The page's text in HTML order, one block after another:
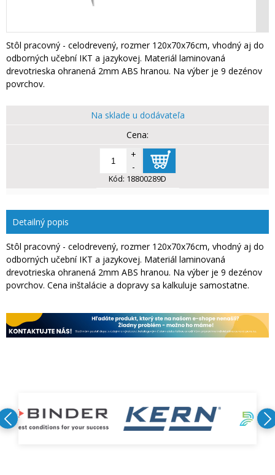
Stôl pracovný - celodrevený, rozmer 120x70x76cm, vhodný aj do
odborných učební IKT a jazykovej. Materiál laminovaná
drevotrieska ohranená 2mm ABS hranou. Na výber je 9 dezénov
povrchov.
Na sklade u dodávateľa
+
-
Kód: 18800289D
Detailný popis
Stôl pracovný - celodrevený, rozmer 120x70x76cm, vhodný aj do
odborných učební IKT a jazykovej. Materiál laminovaná
drevotrieska ohranená 2mm ABS hranou. Na výber je 9 dezénov
povrchov. Cena inštalácie a dopravy sa kalkuluje samostatne.